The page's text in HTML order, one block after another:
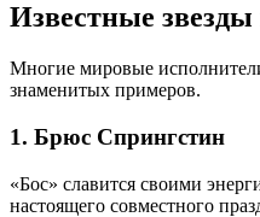
Известные
Многие мировые
знаменитых примеров.
1. Брюс Спрингстин
«Бос» славится своими
настоящего совместного